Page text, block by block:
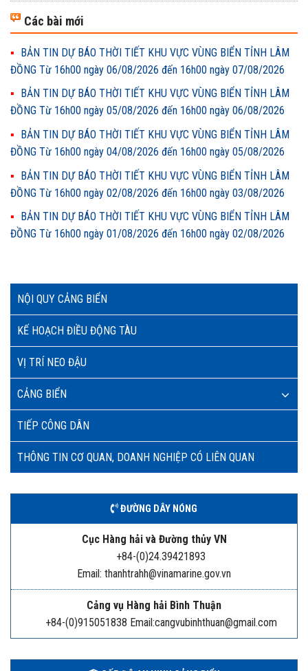
NỘI QUY CẢNG BIỂN
KẾ HOẠCH ĐIỀU ĐỘNG TÀU
VỊ TRÍ NEO ĐẬU
CẢNG BIỂN
TIẾP CÔNG DÂN
THÔNG TIN CƠ QUAN, DOANH NGHIỆP CÓ LIÊN QUAN
ĐƯỜNG DÂY NÓNG
Cục Hàng hải và Đường thủy VN
+84-(0)24.39421893
Email: thanhtrahh@vinamarine.gov.vn
Cảng vụ Hàng hải Bình Thuận
+84-(0)915051838 Email:cangvubinhthuan@gmail.com
Các bài mới
BẢN TIN DỰ BÁO THỜI TIẾT KHU VỰC VÙNG BIỂN TỈNH LÂM
ĐỒNG Từ 16h00 ngày 06/08/2026 đến 16h00 ngày 07/08/2026
BẢN TIN DỰ BÁO THỜI TIẾT KHU VỰC VÙNG BIỂN TỈNH LÂM
ĐỒNG Từ 16h00 ngày 05/08/2026 đến 16h00 ngày 06/08/2026
BẢN TIN DỰ BÁO THỜI TIẾT KHU VỰC VÙNG BIỂN TỈNH LÂM
ĐỒNG Từ 16h00 ngày 04/08/2026 đến 16h00 ngày 05/08/2026
BẢN TIN DỰ BÁO THỜI TIẾT KHU VỰC VÙNG BIỂN TỈNH LÂM
ĐỒNG Từ 16h00 ngày 02/08/2026 đến 16h00 ngày 03/08/2026
BẢN TIN DỰ BÁO THỜI TIẾT KHU VỰC VÙNG BIỂN TỈNH LÂM
ĐỒNG Từ 16h00 ngày 01/08/2026 đến 16h00 ngày 02/08/2026